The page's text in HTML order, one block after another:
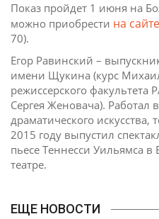
Показ пройдет 1 июня на
можно приобрести на сайте
70).
Егор Равинский –
имени Щукина (курс
режиссерского факультета
Сергея Женовача).
драматического искусства,
2015 году выпустил
пьесе Теннесси Уильямса
театре.
ЕЩЕ НОВОСТИ